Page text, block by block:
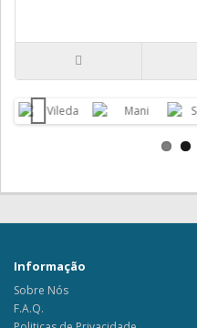
Informação
Sobre Nós
F.A.Q.